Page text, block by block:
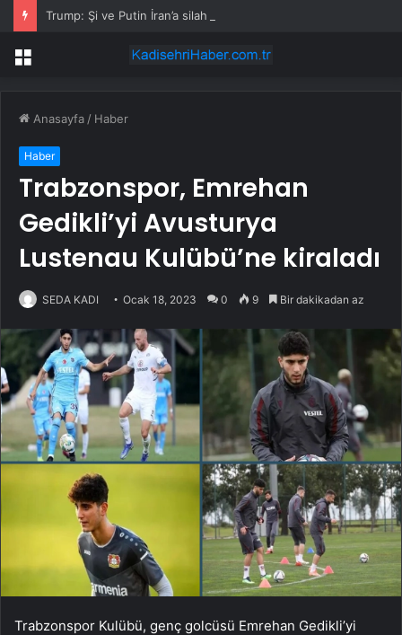
Trump: Şi ve Putin İran’a silah satmayacaklarını söyledi
Menü
Anasayfa / Haber
Haber
Trabzonspor, Emrehan
Gedikli’yi Avusturya
Lustenau Kulübü’ne kiraladı
SEDA KADI Ocak 18, 2023 0 9 Bir dakikadan az
Trabzonspor Kulübü, genç golcüsü Emrehan Gedikli’yi